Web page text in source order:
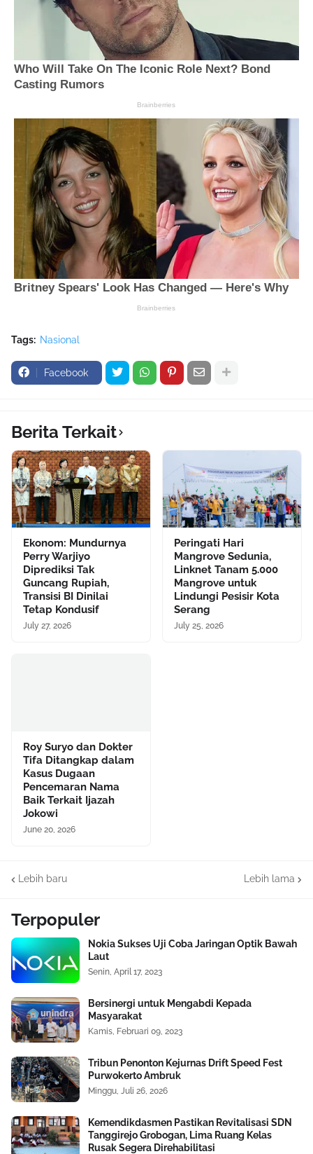
Tags: Nasional
Facebook
Berita Terkait
Ekonom: Mundurnya
Perry Warjiyo
Diprediksi Tak
Guncang Rupiah,
Transisi BI Dinilai
Tetap Kondusif
July 27, 2026
Peringati Hari
Mangrove Sedunia,
Linknet Tanam 5.000
Mangrove untuk
Lindungi Pesisir Kota
Serang
July 25, 2026
Roy Suryo dan Dokter
Tifa Ditangkap dalam
Kasus Dugaan
Pencemaran Nama
Baik Terkait Ijazah
Jokowi
June 20, 2026
Lebih baru Lebih lama
Terpopuler
Nokia Sukses Uji Coba Jaringan Optik Bawah
Laut
Senin, April 17, 2023
Bersinergi untuk Mengabdi Kepada
Masyarakat
Kamis, Februari 09, 2023
Tribun Penonton Kejurnas Drift Speed Fest
Purwokerto Ambruk
Minggu, Juli 26, 2026
Kemendikdasmen Pastikan Revitalisasi SDN
Tanggirejo Grobogan, Lima Ruang Kelas
Rusak Segera Direhabilitasi